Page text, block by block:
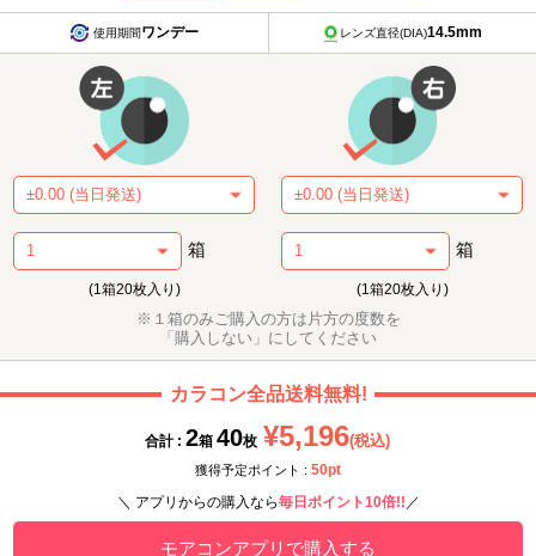
使用期間ワンデー レンズ直径(DIA)14.5mm
箱
(1箱20枚入り)
箱
(1箱20枚入り)
※１箱のみご購入の方は片方の度数を
「購入しない」にしてください
カラコン全品送料無料!
合計 : 2箱 40枚 ¥5,196(税込)
獲得予定ポイント : 50pt
＼ アプリからの購入なら毎日ポイント10倍!! ／
モアコンアプリで購入する